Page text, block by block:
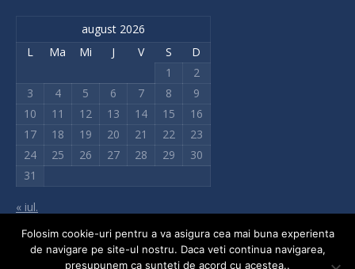
august 2026
L
Ma Mi J V S
D
1
2
3
4 5 6 7 8
9
10
11 12 13 14 15
16
17
18 19 20 21 22
23
24
25 26 27 28 29
30
31
« iul.
Folosim cookie-uri pentru a va asigura cea mai buna experienta
de navigare pe site-ul nostru. Daca veti continua navigarea,
presupunem ca sunteți de acord cu acestea..